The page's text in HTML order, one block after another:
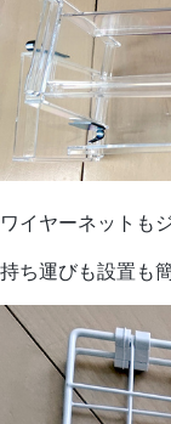
ワイヤーネットも
持ち運びも設置も